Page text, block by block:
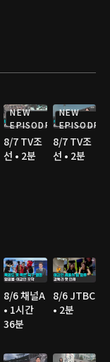
NEW
EPISODE
8/7 TV조
선 • 2분
NEW
EPISODE
8/7 TV조
선 • 2분
8/6 채널A
• 1시간
36분
8/6 JTBC
• 2분